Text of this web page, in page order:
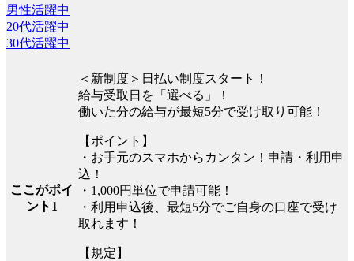
男性活躍中
20代活躍中
30代活躍中
ここがポイ
ント1
＜新制度＞日払い制度スタート！
給与受取日を「選べる」！
働いた分の給与が最短5分で受け取り可能！
【ポイント】
・お手元のスマホからカンタン！申請・利用申
込！
・1,000円単位で申請可能！
・利用申込後、最短5分でご自身の口座で受け
取れます！
【規定】